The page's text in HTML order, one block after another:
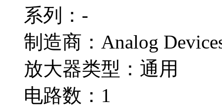
系列：-
制造商：Analog
放大器类型：通用
电路数：1